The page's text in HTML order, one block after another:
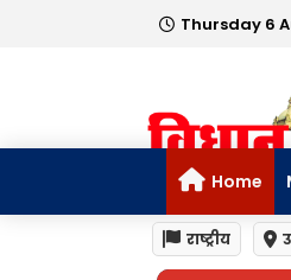
Thursday 6
Home
राष्ट्रीय